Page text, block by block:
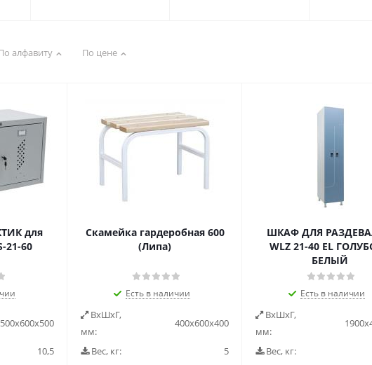
алфавиту По цене
для
21-60
500x600x500
10,5
Скамейка гардеробная 600
(Липа)
Есть в наличии
ВxШxГ,
мм:
400х600х400
Вес, кг: 5
ШКАФ ДЛЯ
WLZ 21-40 EL
БЕЛЫЙ
Есть в наличии
ВxШxГ,
мм:
Вес, кг: